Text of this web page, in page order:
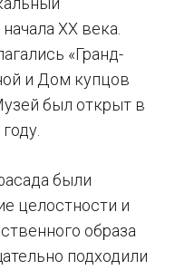
XX века.
«Гранд-
и Дом купцов
был открыт в
были
целостности и
образа
подходили